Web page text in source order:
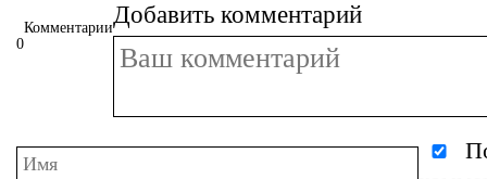
Комментарии
0
Добавить комментарий